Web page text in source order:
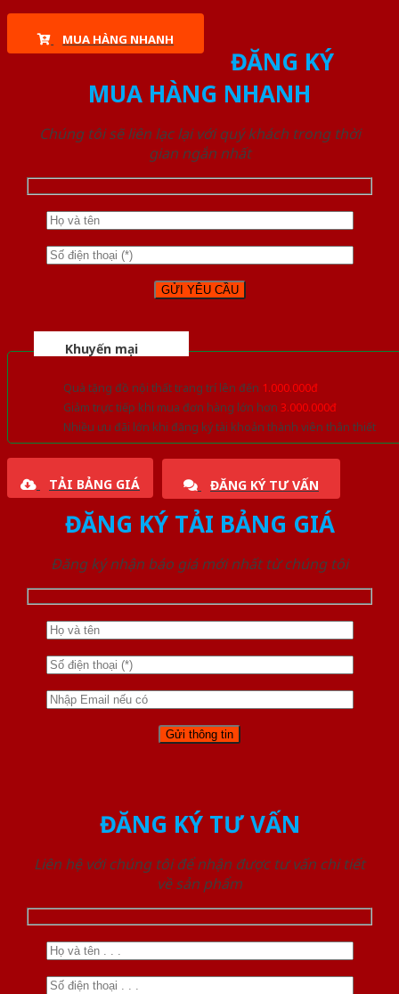
MUA HÀNG NHANH
ĐĂNG KÝ
MUA HÀNG NHANH
Chúng tôi sẽ liên lạc lại với quý khách trong thời
gian ngắn nhất
Khuyến mại
Quà tặng đồ nội thất trang trí lên đến 1.000.000đ
Giảm trực tiếp khi mua đơn hàng lớn hơn 3.000.000đ
Nhiều ưu đãi lớn khi đăng ký tài khoản thành viên thân thiết
TẢI BẢNG GIÁ ĐĂNG KÝ TƯ VẤN
ĐĂNG KÝ TẢI BẢNG GIÁ
Đăng ký nhận báo giá mới nhất từ chúng tôi
ĐĂNG KÝ TƯ VẤN
Liên hệ với chúng tôi để nhận được tư vấn chi tiết
về sản phẩm